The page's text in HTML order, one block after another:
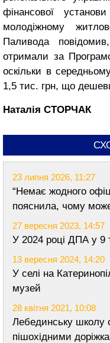
фінансової
молодіжному
Паливода
отримали за
оскільки в
1,5 тис. грн, що
Наталія СТОРЧАК
23 липня 2026, 11:27
“Немає жодного
пояснила, чому
27 вересня 2023, 14:57
У 2024 році ДПА у 9
13 вересня 2024, 14:20
У селі на
музей
28 квітня 2021, 10:08
Лебединську школу
пішохідними